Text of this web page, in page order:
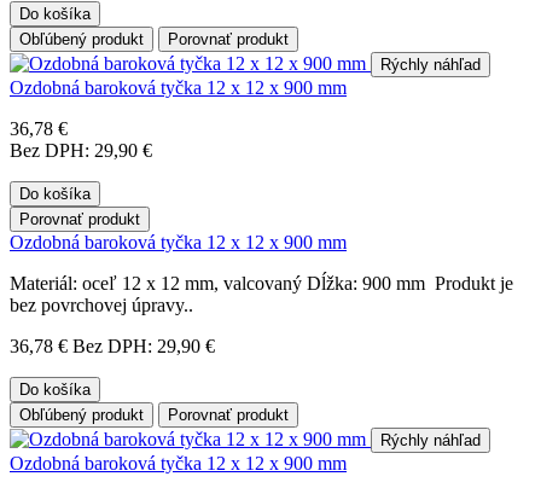
Do košíka
Obľúbený produkt
Porovnať produkt
Rýchly náhľad
Ozdobná baroková tyčka 12 x 12 x 900 mm
36,78 €
Bez DPH: 29,90 €
Do košíka
Porovnať produkt
Ozdobná baroková tyčka 12 x 12 x 900 mm
Materiál: oceľ 12 x 12 mm, valcovaný Dĺžka: 900 mm Produkt je
bez povrchovej úpravy..
36,78 € Bez DPH: 29,90 €
Do košíka
Obľúbený produkt
Porovnať produkt
Rýchly náhľad
Ozdobná baroková tyčka 12 x 12 x 900 mm